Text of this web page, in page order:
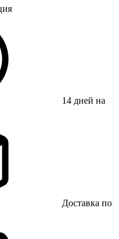
14 дней на
Доставка по